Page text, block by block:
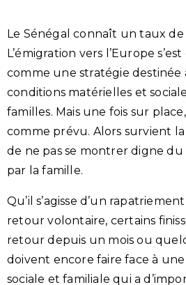
Le Sénégal connaît un taux
L’émigration vers l’Europe
comme une stratégie destinée
conditions matérielles et
familles. Mais une fois sur
comme prévu. Alors survient
de ne pas se montrer digne
par la famille.
Qu’il s’agisse d’un
retour volontaire, certains
retour depuis un mois ou
doivent encore faire face à
sociale et familiale qui a